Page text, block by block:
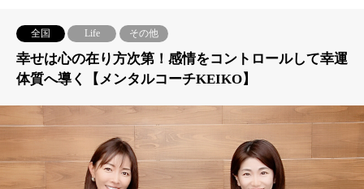
全国 Life その他
幸せは心の在り方次第！感情をコントロールして幸運
体質へ導く【メンタルコーチKEIKO】